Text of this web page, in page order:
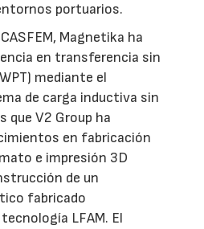
portuarios.
Magnetika ha
en transferencia sin
mediante el
de carga inductiva sin
V2 Group ha
en fabricación
e impresión 3D
de un
fabricado
LFAM. El